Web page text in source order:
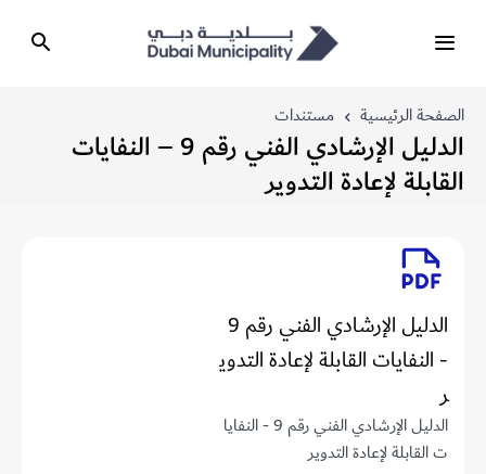
الصفحة الرئيسية مستندات
الدليل الإرشادي الفني رقم 9 – النفايات
القابلة لإعادة التدوير
الدليل الإرشادي الفني رقم 9
- النفايات القابلة لإعادة التدوي
ر
الدليل الإرشادي الفني رقم 9 - النفايا
ت القابلة لإعادة التدوير